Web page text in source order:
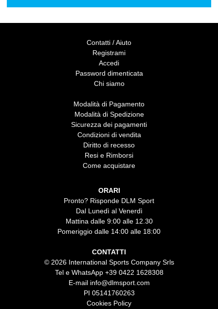
Contatti / Aiuto
Registrami
Accedi
Password dimenticata
Chi siamo
Modalità di Pagamento
Modalità di Spedizione
Sicurezza dei pagamenti
Condizioni di vendita
Diritto di recesso
Resi e Rimborsi
Come acquistare
ORARI
Pronto? Risponde DLM Sport
Dal Lunedì al Venerdì
Mattina dalle 9:00 alle 12.30
Pomeriggio dalle 14:00 alle 18:00
CONTATTI
© 2026 International Sports Company Srls
Tel e WhatsApp +39 0422 1628308
E-mail info@dlmsport.com
PI 05141760263
Cookies Policy